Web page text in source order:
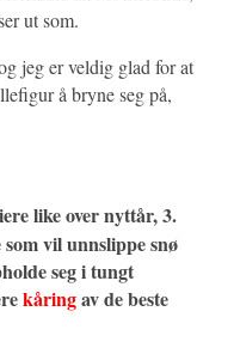
ut som.
jeg er veldig glad for at
å bryne seg på,
like over nyttår, 3.
vil unnslippe snø
seg i tungt
kåringav de beste